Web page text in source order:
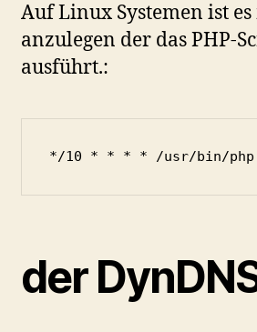
Auf Linux Systemen ist
anzulegen der das PHP-
ausführt.:
*/10 * * * * /usr/bin/php /
der